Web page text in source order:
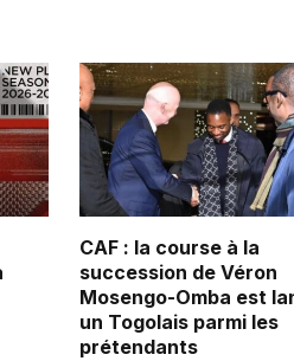
CAF : la course à la
succession de Véron
Mosengo-Omba est
un Togolais parmi les
prétendants